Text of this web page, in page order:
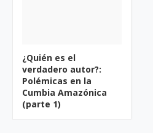
¿Quién es el
verdadero autor?:
Polémicas en la
Cumbia Amazónica
(parte 1)